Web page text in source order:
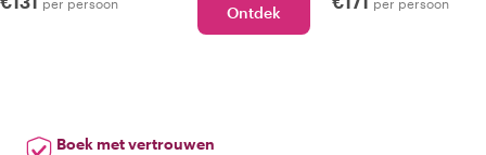
per persoon Ontdek per persoon
Boek met vertrouwen